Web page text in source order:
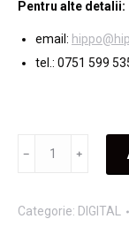
Pentru alte detalii:
email:
tel.: 0751 599
Daria
Categorie: DIGITAL